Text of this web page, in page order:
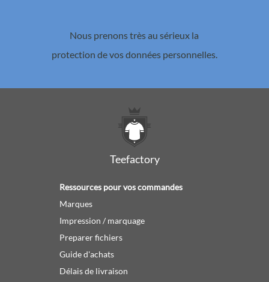
Nous prenons très au sérieux la
protection de vos données personnelles.
Teefactory
Ressources pour vos commandes
Marques
Impression / marquage
Preparer fichiers
Guide d'achats
Délais de livraison